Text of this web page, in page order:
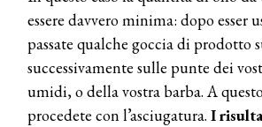
essere davvero minima: dopo esser
passate qualche goccia di prodotto
successivamente sulle punte dei
umidi, o della vostra barba. A
procedete con l’asciugatura. I
WELLNESS CONGRESS 2022: I
DYSON
Dyson presenta la nuova collezione
pervinca e rosé per Natale